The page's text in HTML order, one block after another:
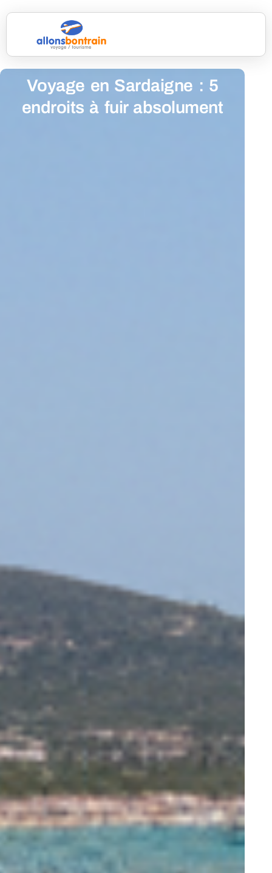
Voyage en Sardaigne : 5
endroits à fuir absolument